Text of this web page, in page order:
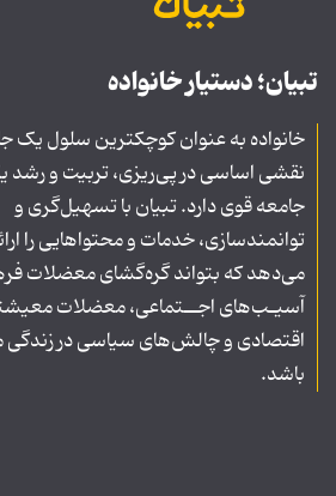
تبیان؛ دستیار خانواده
خانواده به عنوان کوچکترین سلول یک
نقشی اساسی در پی‌ریزی، تربیت و رشد
جامعه قوی دارد. تبیان با تسهیل‌گری و
توانمندسازی، خدمات و محتواهایی را
می‌دهد که بتواند گره‌گشای معضلات
آسیـب‌های اجــتماعی، معضلات
اقتصادی و چالش‌های سیاسی در زندگی
باشد.